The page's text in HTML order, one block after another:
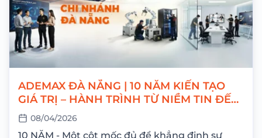
ADEMAX ĐÀ NẴNG | 10 NĂM KIẾN TẠO
GIÁ TRỊ – HÀNH TRÌNH TỪ NIỀM TIN ĐẾN
THÀNH CÔNG
08/04/2026
10 NĂM - Một cột mốc đủ để khẳng định sự